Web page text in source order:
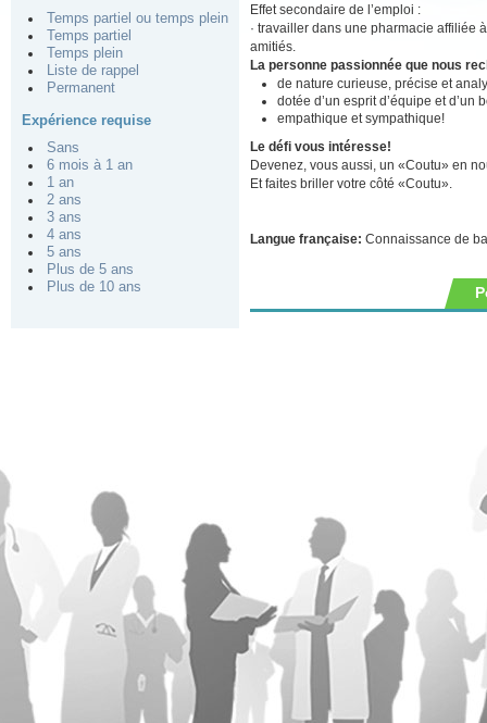
Temps partiel ou temps plein
Temps partiel
Temps plein
Liste de rappel
Permanent
Expérience requise
Sans
6 mois à 1 an
1 an
2 ans
3 ans
4 ans
5 ans
Plus de 5 ans
Plus de 10 ans
Effet secondaire de l’emploi :
· travailler dans une pharmacie affiliée
amitiés.
La personne passionnée que nous
de nature curieuse, précise et
dotée d’un esprit d’équipe et d’un
empathique et sympathique!
Le défi vous intéresse!
Devenez, vous aussi, un «Coutu» en
Et faites briller votre côté «Coutu».
Langue française: Connaissance de